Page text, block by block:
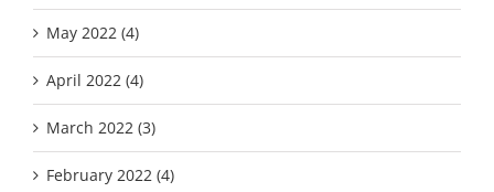
May 2022 (4)
April 2022 (4)
March 2022 (3)
February 2022 (4)